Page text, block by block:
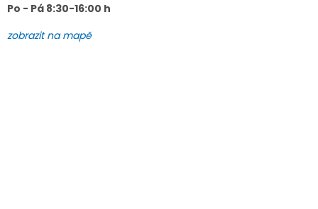
Po - Pá 8:30-16:00 h
zobrazit na mapě